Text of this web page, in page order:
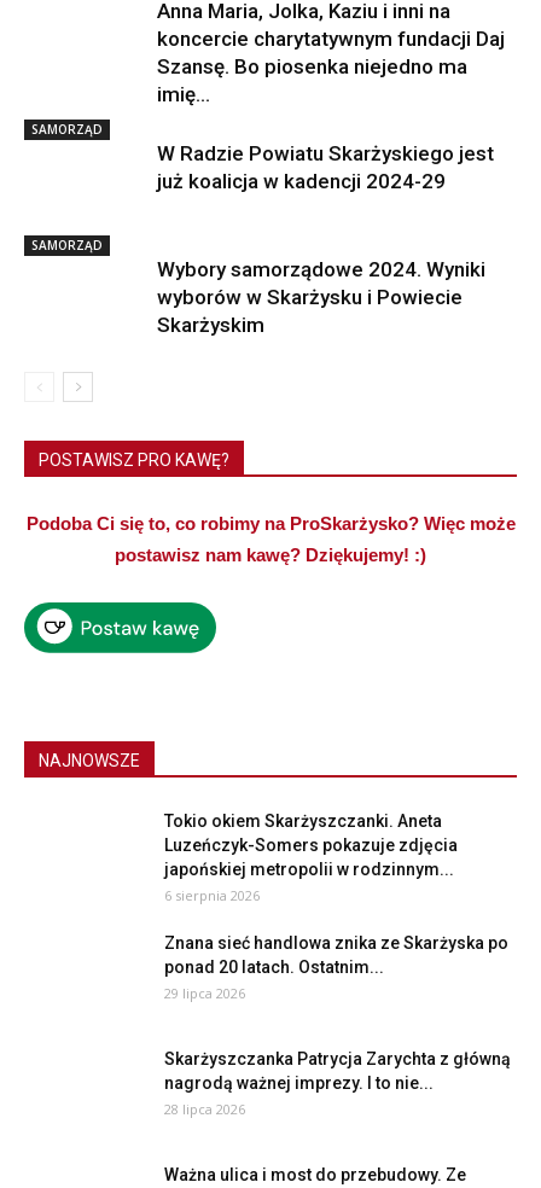
Anna Maria, Jolka, Kaziu i inni na
koncercie charytatywnym fundacji Daj
Szansę. Bo piosenka niejedno ma
imię…
SAMORZĄD
W Radzie Powiatu Skarżyskiego jest
już koalicja w kadencji 2024-29
SAMORZĄD
Wybory samorządowe 2024. Wyniki
wyborów w Skarżysku i Powiecie
Skarżyskim
POSTAWISZ PRO KAWĘ?
Podoba Ci się to, co robimy na ProSkarżysko? Więc może
postawisz nam kawę? Dziękujemy! :)
NAJNOWSZE
Tokio okiem Skarżyszczanki. Aneta
Luzeńczyk-Somers pokazuje zdjęcia
japońskiej metropolii w rodzinnym...
6 sierpnia 2026
Znana sieć handlowa znika ze Skarżyska po
ponad 20 latach. Ostatnim...
29 lipca 2026
Skarżyszczanka Patrycja Zarychta z główną
nagrodą ważnej imprezy. I to nie...
28 lipca 2026
Ważna ulica i most do przebudowy. Ze